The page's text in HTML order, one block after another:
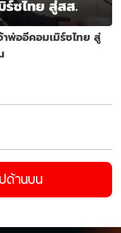
าพ่ออีคอมเมิร์ซไทย สู่
ด้านบน